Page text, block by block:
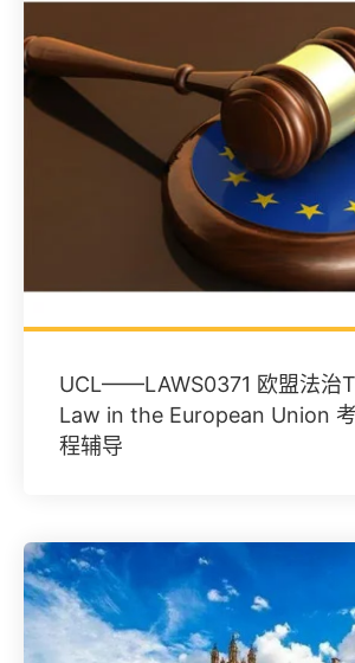
UCL——LAWS0371 欧盟法治
Law in the European Union
程辅导